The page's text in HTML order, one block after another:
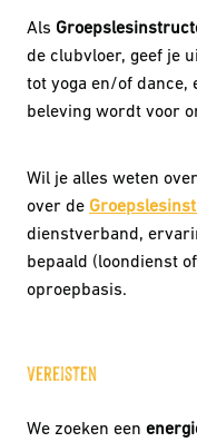
Als
de clubvloer, geef je
tot yoga en/of dance,
beleving wordt voor
Wil je alles weten
over de
dienstverband,
bepaald (loondienst
oproepbasis.
Vereisten
We zoeken een